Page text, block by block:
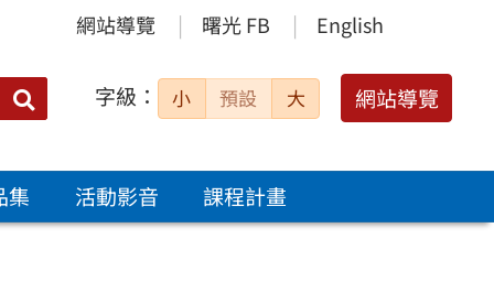
網站導覽 曙光 FB English
搜
字級： 小 預設 大 網站導覽
集 活動影音 課程計畫